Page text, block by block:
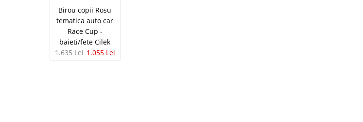
Birou copii Rosu
tematica auto car
Race Cup -
baieti/fete Cilek
1.635 Lei 1.055 Lei